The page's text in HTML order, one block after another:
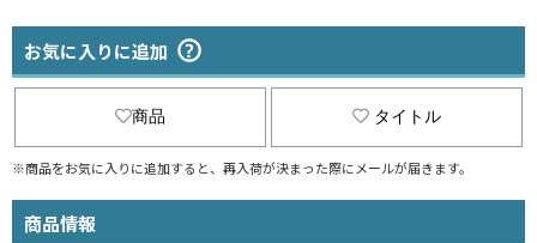
お気に入りに追加
商品 タイトル
※商品をお気に入りに追加すると、再入荷が決まった際にメールが届きます。
商品情報